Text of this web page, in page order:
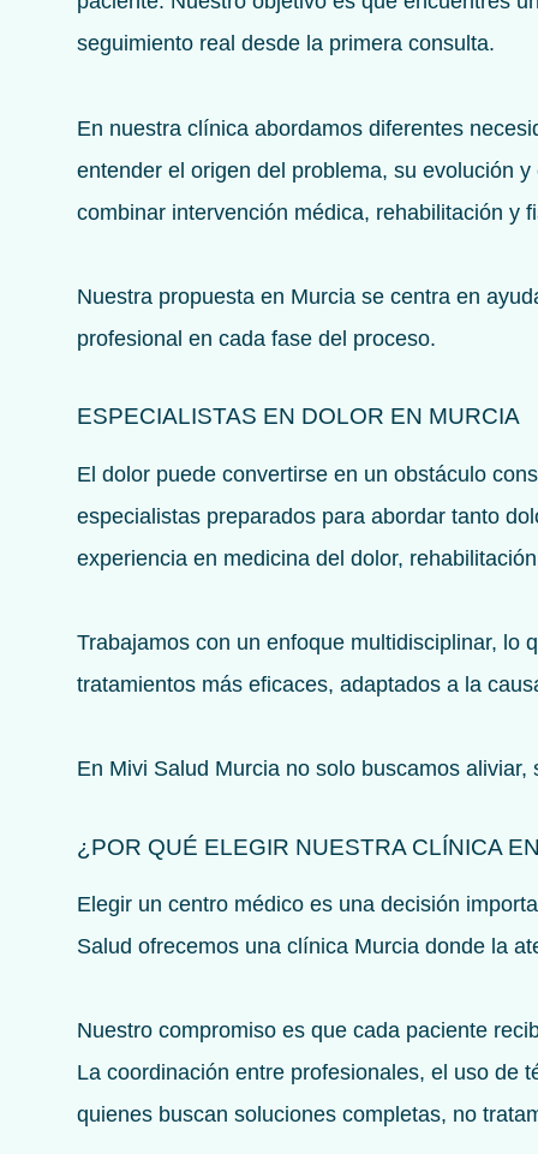
seguimiento real desde la primera consulta.
En nuestra clínica abordamos diferentes
entender el origen del problema, su evolución
combinar intervención médica, rehabilitación y
Nuestra propuesta en Murcia se centra en
profesional en cada fase del proceso.
ESPECIALISTAS EN DOLOR EN MURCIA
El dolor puede convertirse en un obstáculo
especialistas preparados para abordar tanto
experiencia en medicina del dolor,
Trabajamos con un enfoque multidisciplinar, lo
tratamientos más eficaces, adaptados a la
En Mivi Salud Murcia no solo buscamos
¿POR QUÉ ELEGIR NUESTRA CLÍNICA
Elegir un centro médico es una decisión
Salud ofrecemos una clínica Murcia donde la
Nuestro compromiso es que cada paciente
La coordinación entre profesionales, el uso de
quienes buscan soluciones completas, no